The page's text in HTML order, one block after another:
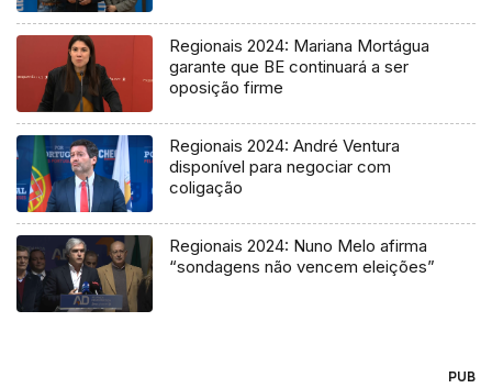
Regionais 2024: Mariana Mortágua
garante que BE continuará a ser
oposição firme
Regionais 2024: André Ventura
disponível para negociar com
coligação
Regionais 2024: Nuno Melo afirma
“sondagens não vencem eleições”
PUB